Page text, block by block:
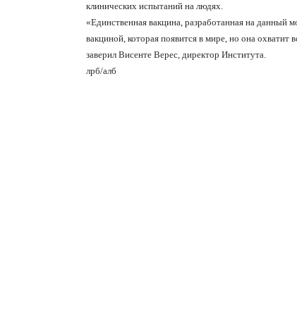
клинических испытаний на людях.
«Единственная вакцина, разработанная на данный
вакциной, которая появится в мире, но она
заверил Висенте Верес, директор Института.
лрб/алб